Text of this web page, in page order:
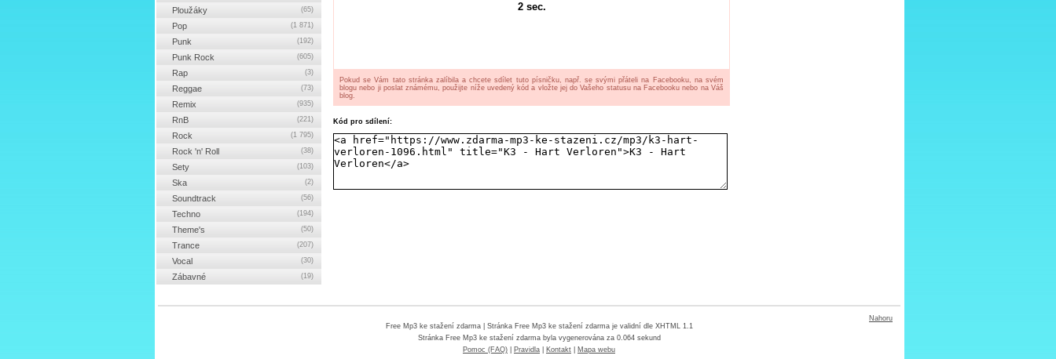
2sec.
Pokud se Vám tato stránka zalíbila a chcete sdílet tuto písničku, např. se svými přáteli na Facebooku, na svém
blogu nebo ji poslat známému, použijte níže uvedený kód a vložte jej do Vašeho statusu na Facebooku nebo na Váš
blog.
Kód pro sdílení:
Ploužáky (65)
Pop (1 871)
Punk (192)
Punk Rock (605)
Rap (3)
Reggae (73)
Remix (935)
RnB (221)
Rock (1 795)
Rock 'n' Roll (38)
Sety (103)
Ska (2)
Soundtrack (56)
Techno (194)
Theme's (50)
Trance (207)
Vocal (30)
Zábavné (19)
Nahoru
Free Mp3 ke stažení zdarma| Stránka Free Mp3 ke stažení zdarma je validní dle XHTML 1.1
Stránka Free Mp3 ke stažení zdarmabyla vygenerována za 0.064 sekund
Pomoc (FAQ)
Pravidla Kontakt Mapa webu